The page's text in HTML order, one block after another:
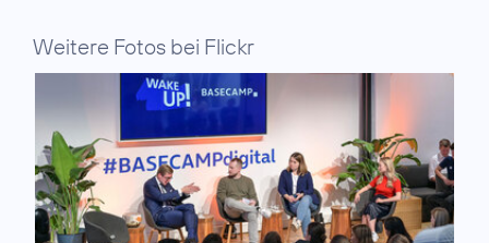
Weitere Fotos bei Flickr